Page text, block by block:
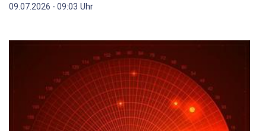
09.07.2026 - 09:03 Uhr